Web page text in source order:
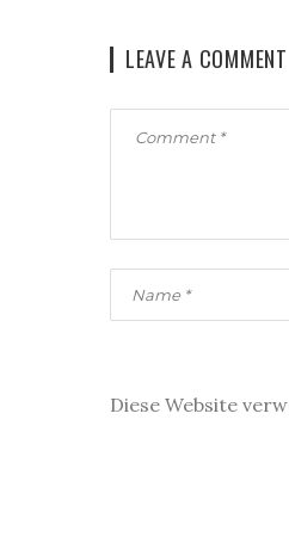
LEAVE A COMMENT
Diese Website